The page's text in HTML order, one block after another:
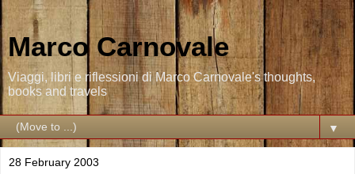
Marco Carnovale
Viaggi, libri e riflessioni di Marco Carnovale's thoughts,
books and travels
▼
28 February 2003